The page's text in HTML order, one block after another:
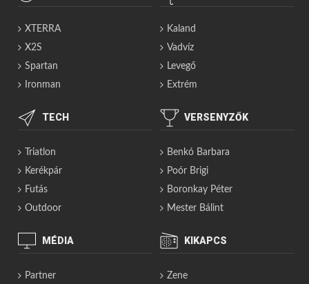
XTERRA
X2S
Spartan
Ironman
Kaland
Vadvíz
Levegő
Extrém
TECH
Triatlon
Kerékpár
Futás
Outdoor
VERSENYZŐK
Benkó Barbara
Poór Brigi
Boronkay Péter
Mester Bálint
MÉDIA
Partner
KIKAPCS
Zene